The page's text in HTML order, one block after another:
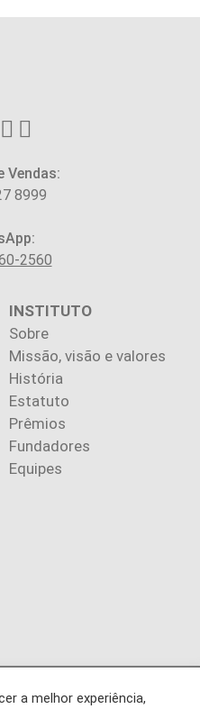
Vendas:
8999
2560
INSTITUTO
Sobre
Missão, visão e valores
História
Estatuto
Prêmios
Fundadores
Equipes
HOJE. Todos os direitos
a melhor experiência,